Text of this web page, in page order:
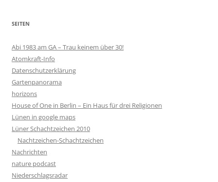
SEITEN
Abi 1983 am GA – Trau keinem über 30!
Atomkraft-Info
Datenschutzerklärung
Gartenpanorama
horizons
House of One in Berlin – Ein Haus für drei Religionen
Lünen in google maps
Lüner Schachtzeichen 2010
Nachtzeichen-Schachtzeichen
Nachrichten
nature podcast
Niederschlagsradar